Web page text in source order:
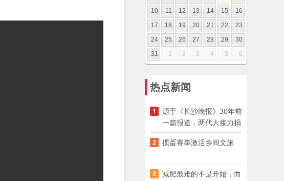
10
11 12 13 14 15
16
17
18 19 20 21 22
23
24
25 26 27 28 29
30
31
1 2 3 4 5 6
热点新闻
1
源于《长沙晚报》30年前
一篇报道，两代人接力捐
资助学
2 掼蛋赛事激活乡间文旅
3
减肥最难的不是开始，而